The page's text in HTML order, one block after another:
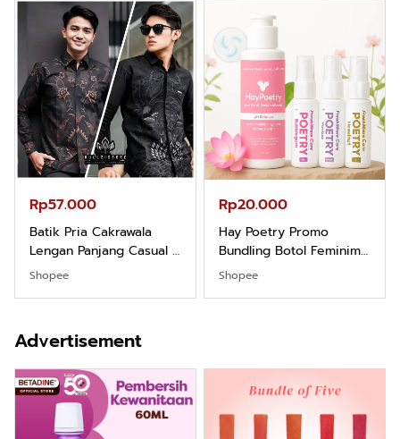
Rp57.000
Batik Pria Cakrawala
Lengan Panjang Casual -
Kemeja Batik Pria
Santai Slimfit Formal
Shopee
Rp20.000
Hay Poetry Promo
Bundling Botol Feminim
Care Perawatan
Shopee
Advertisement